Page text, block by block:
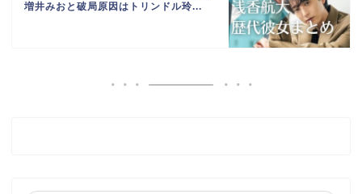
増井みおと破局原因はトリンドル玲...